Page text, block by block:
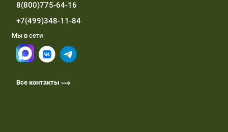
8(800)775-64-16
+7(499)348-11-84
Мы в сети
Все контакты